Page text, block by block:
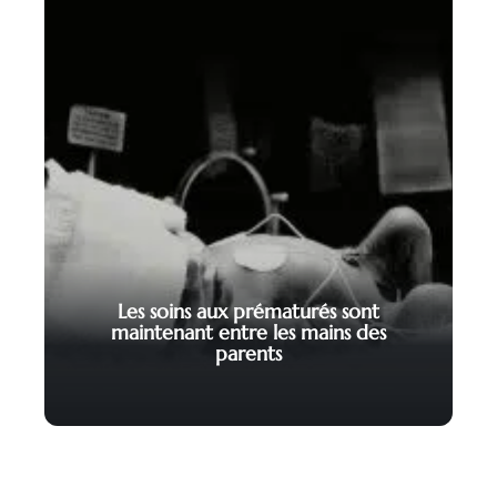
Les soins aux prématurés sont
maintenant entre les mains des
parents